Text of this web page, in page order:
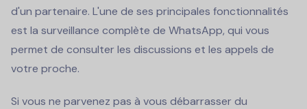
d'un partenaire. L'une de ses principales fonctionnalités
est la surveillance complète de WhatsApp, qui vous
permet de consulter les discussions et les appels de
votre proche.
Si vous ne parvenez pas à vous débarrasser du